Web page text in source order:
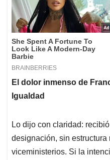
El dolor inmenso de
Igualdad
Lo dijo con claridad:
designación, sin estructura
viceministerios. Si la